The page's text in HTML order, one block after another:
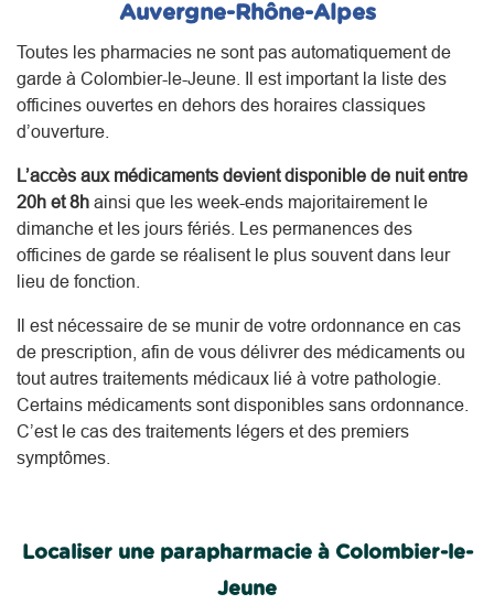
Auvergne-Rhône-Alpes
Toutes les pharmacies ne sont pas automatiquement de
garde à Colombier-le-Jeune. Il est important la liste des
officines ouvertes en dehors des horaires classiques
d’ouverture.
L’accès aux médicaments devient disponible de nuit entre
20h et 8h ainsi que les week-ends majoritairement le
dimanche et les jours fériés. Les permanences des
officines de garde se réalisent le plus souvent dans leur
lieu de fonction.
Il est nécessaire de se munir de votre ordonnance en cas
de prescription, afin de vous délivrer des médicaments ou
tout autres traitements médicaux lié à votre pathologie.
Certains médicaments sont disponibles sans ordonnance.
C’est le cas des traitements légers et des premiers
symptômes.
Localiser une parapharmacie à Colombier-le-
Jeune